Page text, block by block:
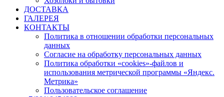
ДОСТАВКА
ГАЛЕРЕЯ
КОНТАКТЫ
Политика в отношении обработки персональных
данных
Согласие на обработку персональных данных
Политика обработки «cookies»-файлов и
использования метрической программы «Яндекс.
Метрика»
Пользовательское соглашение